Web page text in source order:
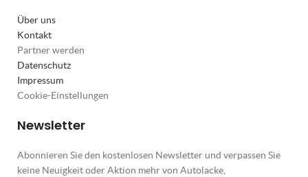
Über uns
Kontakt
Partner werden
Datenschutz
Impressum
Cookie-Einstellungen
Newsletter
Abonnieren Sie den kostenlosen Newsletter und verpassen Sie
keine Neuigkeit oder Aktion mehr von Autolacke,